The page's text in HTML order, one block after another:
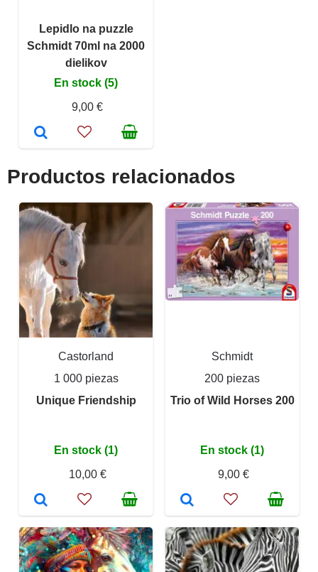
Lepidlo na puzzle
Schmidt 70ml na 2000
dielikov
En stock (5)
9,00 €
Productos relacionados
Castorland
1 000 piezas
Unique Friendship
En stock (1)
10,00 €
Schmidt
200 piezas
Trio of Wild Horses 200
En stock (1)
9,00 €